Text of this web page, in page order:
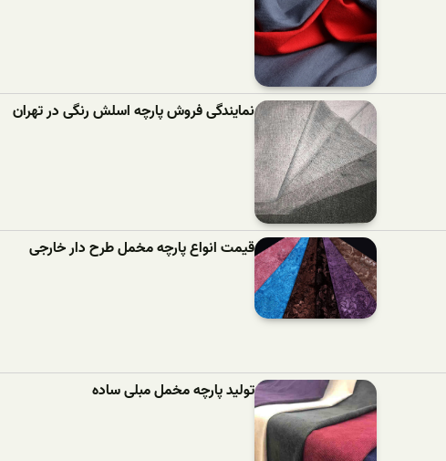
نمایندگی فروش پارچه اسلش رنگی در تهران
قیمت انواع پارچه مخمل طرح دار خارجی
تولید پارچه مخمل مبلی ساده